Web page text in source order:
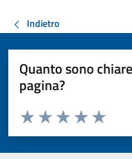
Indietro
Quanto sono
pagina?
Valuta da 1 a 5 stelle la pagina
Valuta
Valuta 4
Valuta 3 stelle
Valuta 2 stelle su 5
Valuta 1 stelle su 5